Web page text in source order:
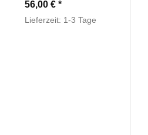
56,00 €
Lieferzeit: 1-3 Tage